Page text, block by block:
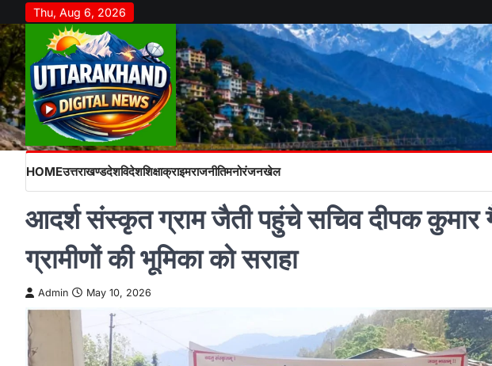
to
content
Thu, Aug 6, 2026
HOMEउत्तराखण्डदेशविदेशशिक्षाक्राइमराजनीतिमनोरंजनखेल
आदर्श संस्कृत ग्राम जैती पहुंचे सचिव दीपक कुमार
ग्रामीणों की भूमिका को सराहा
Admin May 10, 2026